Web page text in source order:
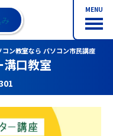
MENU
ン教室なら パソコン市民講座
口教室